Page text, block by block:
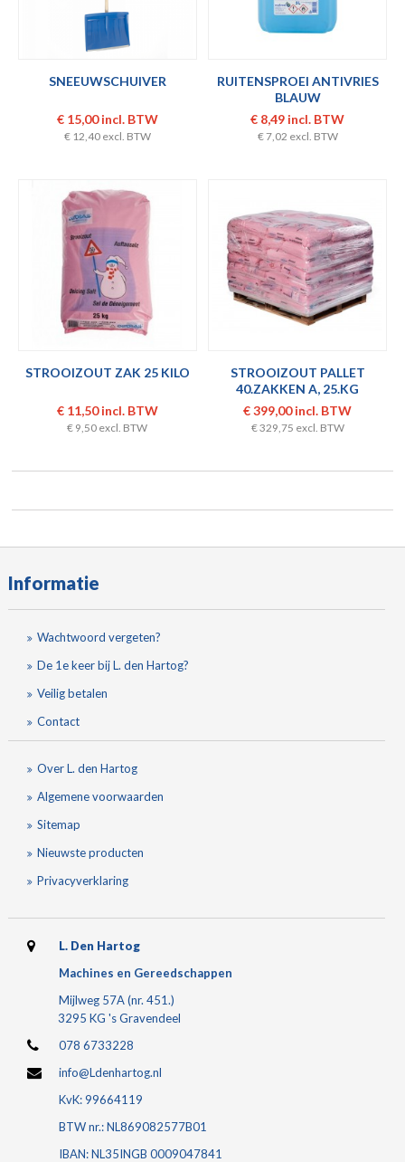
SNEEUWSCHUIVER
€ 15,00 incl. BTW
€ 12,40 excl. BTW
RUITENSPROEI ANTIVRIES
BLAUW
€ 8,49 incl. BTW
€ 7,02 excl. BTW
STROOIZOUT ZAK 25 KILO
€ 11,50 incl. BTW
€ 9,50 excl. BTW
STROOIZOUT PALLET
40.ZAKKEN A, 25.KG
€ 399,00 incl. BTW
€ 329,75 excl. BTW
Informatie
Wachtwoord vergeten?
De 1e keer bij L. den Hartog?
Veilig betalen
Contact
Over L. den Hartog
Algemene voorwaarden
Sitemap
Nieuwste producten
Privacyverklaring
L. Den Hartog
Machines en Gereedschappen
Mijlweg 57A (nr. 451.)
3295 KG 's Gravendeel
078 6733228
info@Ldenhartog.nl
KvK: 99664119
BTW nr.: NL869082577B01
IBAN: NL35INGB 0009047841